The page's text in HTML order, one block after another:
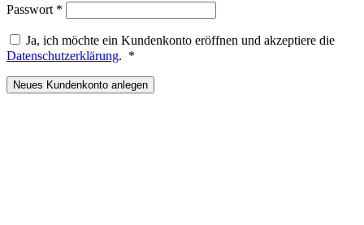
Passwort *
Ja, ich möchte ein Kundenkonto eröffnen und akzeptiere die
Datenschutzerklärung. *
Neues Kundenkonto anlegen